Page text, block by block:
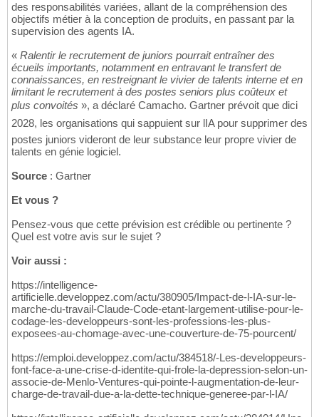
des responsabilités variées, allant de la compréhension des
objectifs métier à la conception de produits, en passant par la
supervision des agents IA.
« Ralentir le recrutement de juniors pourrait entraîner des
écueils importants, notamment en entravant le transfert de
connaissances, en restreignant le vivier de talents interne et en
limitant le recrutement à des postes seniors plus coûteux et
plus convoités », a déclaré Camacho. Gartner prévoit que dici
2028, les organisations qui sappuient sur lIA pour supprimer des
postes juniors videront de leur substance leur propre vivier de
talents en génie logiciel.
Source : Gartner
Et vous ?
Pensez-vous que cette prévision est crédible ou pertinente ?
Quel est votre avis sur le sujet ?
Voir aussi :
https://intelligence-
artificielle.developpez.com/actu/380905/Impact-de-l-IA-sur-le-
marche-du-travail-Claude-Code-etant-largement-utilise-pour-le-
codage-les-developpeurs-sont-les-professions-les-plus-
exposees-au-chomage-avec-une-couverture-de-75-pourcent/
https://emploi.developpez.com/actu/384518/-Les-developpeurs-
font-face-a-une-crise-d-identite-qui-frole-la-depression-selon-un-
associe-de-Menlo-Ventures-qui-pointe-l-augmentation-de-leur-
charge-de-travail-due-a-la-dette-technique-generee-par-l-IA/